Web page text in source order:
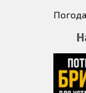
Погода